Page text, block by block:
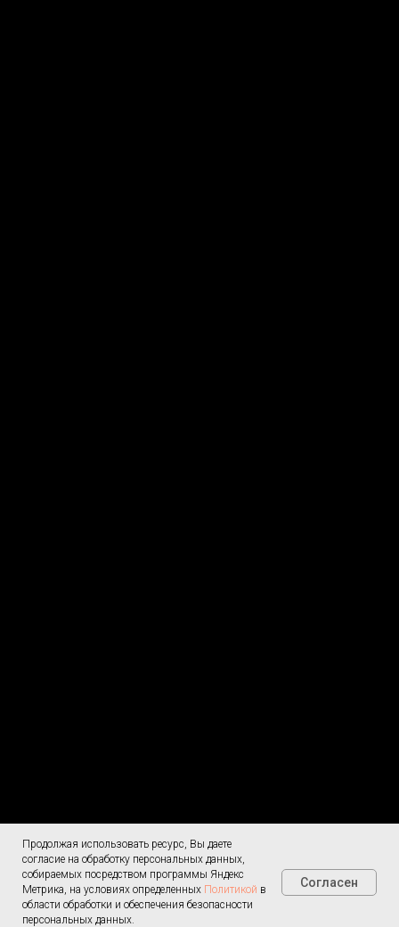
Продолжая использовать ресурс, Вы даете
согласие на обработку персональных данных,
собираемых посредством программы Яндекс
Метрика, на условиях определенных Политикой в
области обработки и обеспечения безопасности
персональных данных.
Согласен
Меню
Политика
конфиденциальности
О доставке
обработку ПД
Контакты